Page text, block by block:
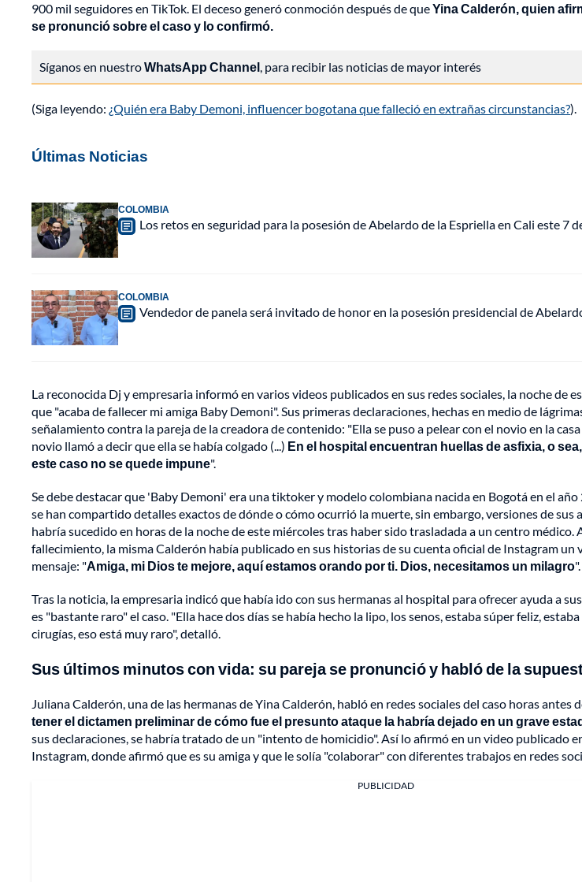
900 mil seguidores en TikTok. El deceso generó conmoción después de queYina Calderón, quien
se pronunció sobre el caso y lo confirmó.
Síganos en nuestroWhatsApp Channel, para recibir las noticias de mayor interés
(Siga leyendo: ¿Quién era Baby Demoni, influencer bogotana que falleció en extrañas circunstancias?).
Últimas Noticias
COLOMBIA
Los retos en seguridad para la posesión de Abelardo de la Espriella en Cali este 7
COLOMBIA
Vendedor de panela será invitado de honor en la posesión presidencial de
La reconocida Dj y empresaria informó en varios videos publicados en sus redes sociales, la noche de
que "acaba de fallecer mi amiga Baby Demoni". Sus primeras declaraciones, hechas en medio de
señalamiento contra la pareja de la creadora de contenido: "Ella se puso a pelear con el novio en la
novio llamó a decir que ella se había colgado (...) En el hospital encuentran huellas de asfixia, o
este caso no se quede impune".
Se debe destacar que 'Baby Demoni' era una tiktoker y modelo colombiana nacida en Bogotá en el
se han compartido detalles exactos de dónde o cómo ocurrió la muerte, sin embargo, versiones de sus
habría sucedido en horas de la noche de este miércoles tras haber sido trasladada a un centro médico.
fallecimiento, la misma Calderón había publicado en sus historias de su cuenta oficial de Instagram un
mensaje: "Amiga, mi Dios te mejore, aquí estamos orando por ti. Dios, necesitamos un milagro".
Tras la noticia, la empresaria indicó que había ido con sus hermanas al hospital para ofrecer ayuda a
es "bastante raro" el caso. "Ella hace dos días se había hecho la lipo, los senos, estaba súper feliz,
cirugías, eso está muy raro", detalló.
Sus últimos minutos con vida: su pareja se pronunció y habló de la
Juliana Calderón, una de las hermanas de Yina Calderón, habló en redes sociales del caso horas antes
tener el dictamen preliminar de cómo fue el presunto ataque la habría dejado en un grave
sus declaraciones, se habría tratado de un "intento de homicidio". Así lo afirmó en un video publicado
Instagram, donde afirmó que es su amiga y que le solía "colaborar" con diferentes trabajos en redes
PUBLICIDAD